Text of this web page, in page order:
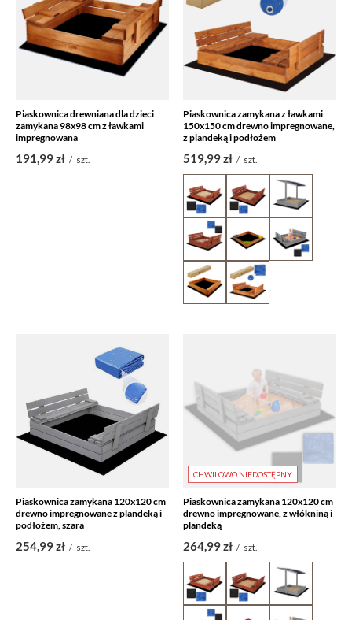
Piaskownica drewniana dla dzieci
zamykana 98x98 cm z ławkami
impregnowana
191,99 zł / szt.
Piaskownica zamykana z ławkami
150x150 cm drewno impregnowane,
z plandeką i podłożem
519,99 zł / szt.
Piaskownica zamykana 120x120 cm
drewno impregnowane z plandeką i
podłożem, szara
254,99 zł / szt.
CHWILOWO NIEDOSTĘPNY
Piaskownica zamykana 120x120 cm
drewno impregnowane, z włókniną i
plandeką
264,99 zł / szt.